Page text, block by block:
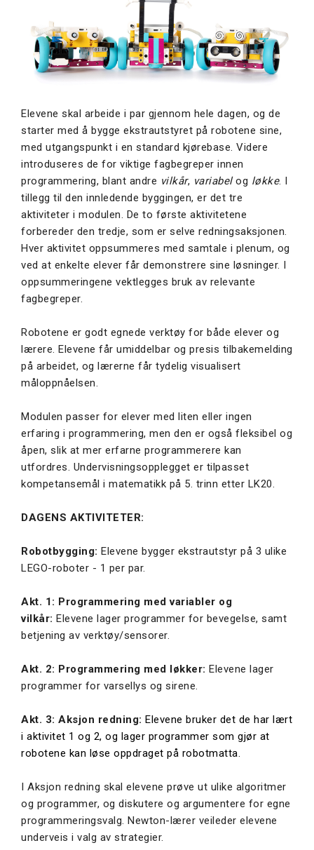
Elevene skal arbeide i par gjennom hele dagen, og de
starter med å bygge ekstrautstyret på robotene sine,
med utgangspunkt i en standard kjørebase. Videre
introduseres de for viktige fagbegreper innen
programmering, blant andre vilkår, variabelog løkke. I
tillegg til den innledende byggingen, er det tre
aktiviteter i modulen. De to første aktivitetene
forbereder den tredje, som er selve redningsaksjonen.
Hver aktivitet oppsummeres med samtale i plenum, og
ved at enkelte elever får demonstrere sine løsninger. I
oppsummeringene vektlegges bruk av relevante
fagbegreper.
Robotene er godt egnede verktøy for både elever og
lærere. Elevene får umiddelbar og presis tilbakemelding
på arbeidet, og lærerne får tydelig visualisert
måloppnåelsen.
Modulen passer for elever med liten eller ingen
erfaring i programmering, men den er også fleksibel og
åpen, slik at mer erfarne programmerere kan
utfordres. Undervisningsopplegget er tilpasset
kompetansemål i matematikk på 5. trinn etter LK20.
DAGENS AKTIVITETER:
Robotbygging: Elevene bygger ekstrautstyr på 3 ulike
LEGO-roboter - 1 per par.
Akt. 1: Programmering med variabler og
vilkår: Elevene lager programmer for bevegelse, samt
betjening av verktøy/sensorer.
Akt. 2: Programmering med løkker: Elevene lager
programmer for varsellys og sirene.
Akt. 3: Aksjon redning: Elevene bruker det de har lært
i aktivitet 1 og 2, og lager programmer som gjør at
robotene kan løse oppdraget på robotmatta.
I Aksjon redning skal elevene prøve ut ulike algoritmer
og programmer, og diskutere og argumentere for egne
programmeringsvalg. Newton-lærer veileder elevene
underveis i valg av strategier.